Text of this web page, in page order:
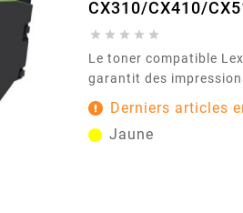
CX310/CX410/
    
Le toner compatible
garantit des
capacité d'impression
parfait pour des
Caractéristiques principales :
Derniers articles
Jaune